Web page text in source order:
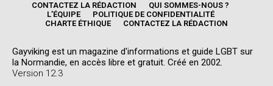
CONTACTEZ LA RÉDACTION
QUI SOMMES-NOUS ?
L’ÉQUIPE
POLITIQUE DE CONFIDENTIALITÉ
CHARTE ÉTHIQUE
CONTACTEZ LA RÉDACTION
Gayviking est un magazine d'informations et guide LGBT sur
la Normandie, en accès libre et gratuit. Créé en 2002.
Version 12.3